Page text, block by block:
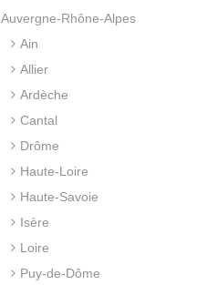
Auvergne-Rhône-Alpes
Ain
Allier
Ardèche
Cantal
Drôme
Haute-Loire
Haute-Savoie
Isère
Loire
Puy-de-Dôme